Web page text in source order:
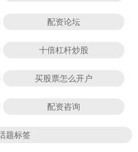
配资论坛
十倍杠杆炒股
买股票怎么开户
配资咨询
题标签